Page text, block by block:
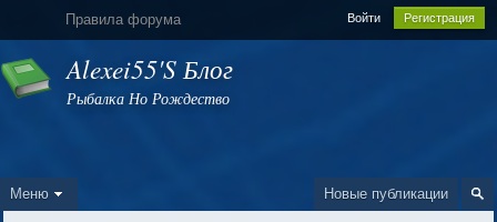
Правила форума Войти Регистрация
Alexei55's Блог
Рыбалка Но Рождество
Новые публикации
Меню